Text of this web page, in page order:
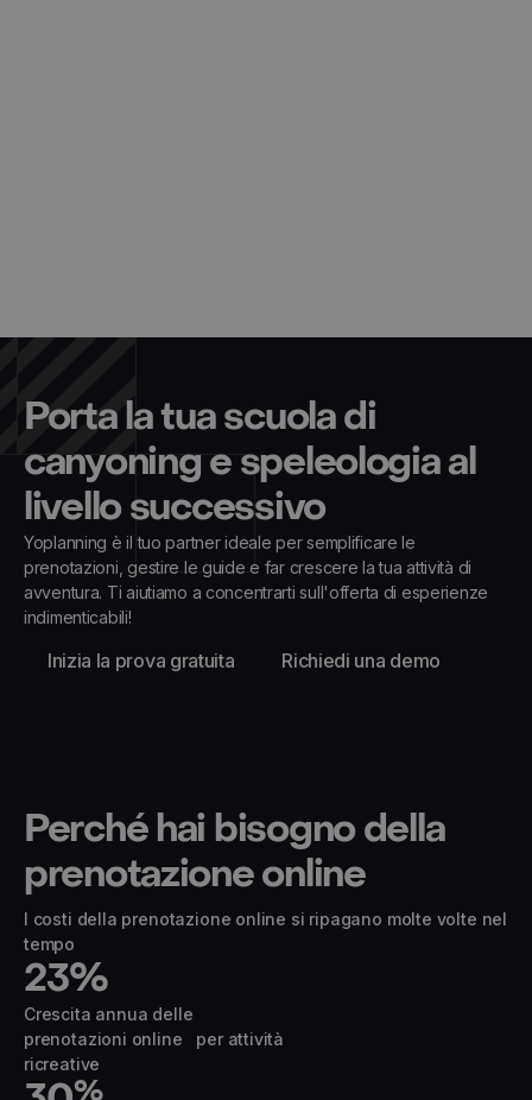
Porta la tua scuola di
canyoning e speleologia al
livello successivo
Yoplanning è il tuo partner ideale per semplificare le
prenotazioni, gestire le guide e far crescere la tua attività di
avventura. Ti aiutiamo a concentrarti sull'offerta di esperienze
indimenticabili!
Inizia la prova gratuita Richiedi una demo
Perché hai bisogno della
prenotazione online
I costi della prenotazione online si ripagano molte volte nel
tempo
23%
Crescita annua delle
prenotazioni online per attività
ricreative